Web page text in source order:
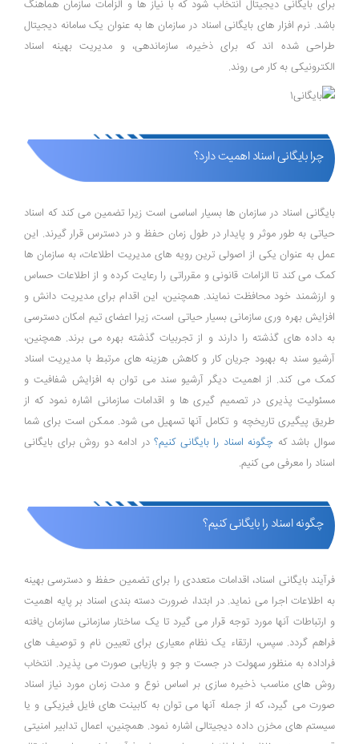
برای بایگانی دیجیتال انتخاب شود که با نیاز ها و الزامات سازمان هماهنگ
باشد. نرم‌ افزار های بایگانی اسناد در سازمان‌ ها به ‌عنوان یک سامانه دیجیتال
طراحی شده ‌اند که برای ذخیره، سازماندهی، و مدیریت بهینه اسناد
الکترونیکی به کار می ‌روند.
چرا بایگانی اسناد اهمیت دارد؟
بایگانی اسناد در سازمان ‌ها بسیار اساسی است زیرا تضمین می‌ کند که اسناد
حیاتی به طور موثر و پایدار در طول زمان حفظ و در دسترس قرار گیرند. این
عمل به عنوان یکی از اصولی‌ ترین رویه ‌های مدیریت اطلاعات، به سازمان‌ ها
کمک می ‌کند تا الزامات قانونی و مقرراتی را رعایت کرده و از اطلاعات حساس
و ارزشمند خود محافظت نمایند. همچنین، این اقدام برای مدیریت دانش و
افزایش بهره ‌وری سازمانی بسیار حیاتی است، زیرا اعضای تیم امکان دسترسی
به داده ‌های گذشته را دارند و از تجربیات گذشته بهره می ‌برند. همچنین،
آرشیو سند به بهبود جریان کار و کاهش هزینه ‌های مرتبط با مدیریت اسناد
کمک می‌ کند. از اهمیت دیگر آرشیو سند می‌ توان به افزایش شفافیت و
مسئولیت ‌پذیری در تصمیم‌ گیری ‌ها و اقدامات سازمانی اشاره نمود که از
طریق پیگیری تاریخچه و تکامل آنها تسهیل می ‌شود. ممکن است برای شما
سوال باشد که چگونه اسناد را بایگانی کنیم؟در ادامه دو روش برای بایگانی
اسناد را معرفی می کنیم.
چگونه اسناد را بایگانی کنیم؟
فرآیند بایگانی اسناد، اقدامات متعددی را برای تضمین حفظ و دسترسی بهینه
به اطلاعات اجرا می‌ نماید. در ابتدا، ضرورت دسته ‌بندی اسناد بر پایه اهمیت
و ارتباطات آنها مورد توجه قرار می ‌گیرد تا یک ساختار سازمانی سازمان‌ یافته
فراهم گردد. سپس، ارتقاء یک نظام معیاری برای تعیین نام و توصیف‌ های
فراداده به منظور سهولت در جست و جو و بازیابی صورت می‌ پذیرد. انتخاب
روش ‌های مناسب ذخیره‌ سازی بر اساس نوع و مدت زمان مورد نیاز اسناد
صورت می‌ گیرد، که از جمله آنها می ‌توان به کابینت ‌های فایل فیزیکی و یا
سیستم‌ های مخزن داده دیجیتالی اشاره نمود. همچنین، اعمال تدابیر امنیتی